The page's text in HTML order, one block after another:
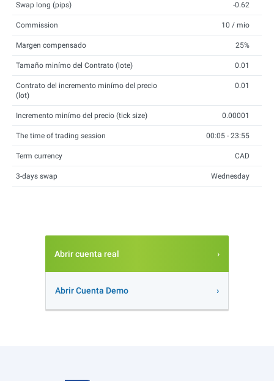
Swap long (pips) -0.62
Commission 10 / mio
Margen compensado 25%
Tamaño minímo del Contrato (lote) 0.01
Contrato del incremento minímo del precio
(lot)
0.01
Incremento minímo del precio (tick size) 0.00001
The time of trading session 00:05 - 23:55
Term currency CAD
3-days swap Wednesday
Abrir cuenta real
Abrir Cuenta Demo